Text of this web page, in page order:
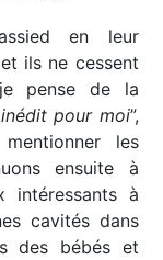
en leur
ils ne cessent
pense de la
pour moi”,
les
ensuite à
à
cavités dans
des bébés et